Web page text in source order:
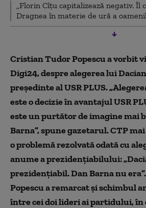
„Florin Cîțu capitalizează negativ. Îl
Dragnea în materie de ură a
Cristian Tudor Popescu a vorbit
Digi24, despre alegerea lui
președinte al USR PLUS.
este o decizie în avantajul USR
este un purtător de imagine mai
Barna”, spune gazetarul. CTP
o problemă rezolvată odată cu
anume a prezidențiabilului:
prezidențiabil. Dan Barna nu
Popescu a remarcat și schimbul
între cei doi lideri ai partidului, în